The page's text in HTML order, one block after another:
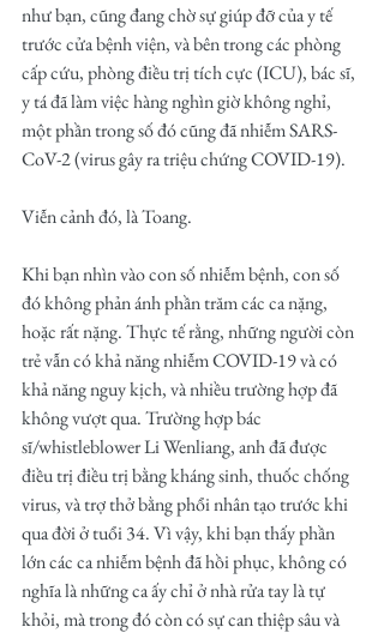
như bạn, cũng đang chờ sự giúp đỡ của y tế
trước cửa bệnh viện, và bên trong các phòng
cấp cứu, phòng điều trị tích cực (ICU), bác sĩ,
y tá đã làm việc hàng nghìn giờ không nghỉ,
một phần trong số đó cũng đã nhiễm SARS-
CoV-2 (virus gây ra triệu chứng COVID-19).
Viễn cảnh đó, là Toang.
Khi bạn nhìn vào con số nhiễm bệnh, con số
đó không phản ánh phần trăm các ca nặng,
hoặc rất nặng. Thực tế rằng, những người còn
trẻ vẫn có khả năng nhiễm COVID-19 và có
khả năng nguy kịch, và nhiều trường hợp đã
không vượt qua. Trường hợp bác
sĩ/whistleblower Li Wenliang, anh đã được
điều trị điều trị bằng kháng sinh, thuốc chống
virus, và trợ thở bằng phổi nhân tạo trước khi
qua đời ở tuổi 34. Vì vậy, khi bạn thấy phần
lớn các ca nhiễm bệnh đã hồi phục, không có
nghĩa là những ca ấy chỉ ở nhà rửa tay là tự
khỏi, mà trong đó còn có sự can thiệp sâu và